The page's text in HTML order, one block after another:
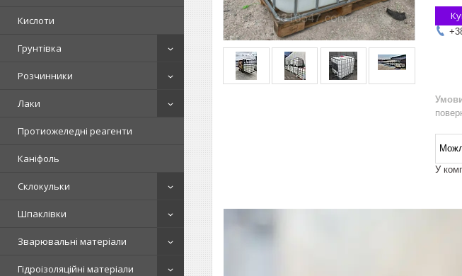
Кислоти
Грунтівка
Розчинники
Лаки
Протиожеледні реагенти
Каніфоль
Склокульки
Шпаклівки
Зварювальні матеріали
Гідроізоляційні матеріали
У